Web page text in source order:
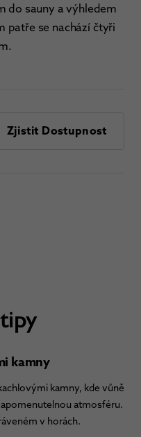
do sauny a výhledem
patře se nachází čtyři
Zjistit Dostupnost
kamny
kamny, kde vůně
atmosféru.
v horách.